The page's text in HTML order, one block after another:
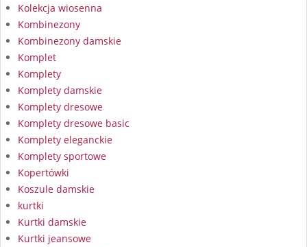
Kolekcja wiosenna
Kombinezony
Kombinezony damskie
Komplet
Komplety
Komplety damskie
Komplety dresowe
Komplety dresowe basic
Komplety eleganckie
Komplety sportowe
Kopertówki
Koszule damskie
kurtki
Kurtki damskie
Kurtki jeansowe